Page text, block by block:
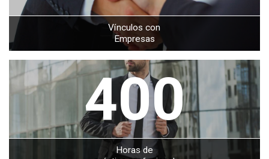
Vínculos con
Empresas
400
Horas de